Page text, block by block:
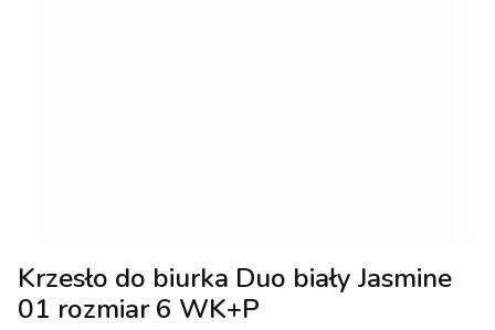
Krzesło do biurka Duo biały Jasmine
01 rozmiar 6 WK+P